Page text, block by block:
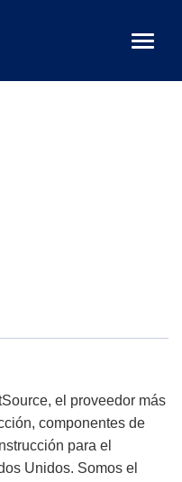
el proveedor más
componentes de
para el
Unidos. Somos el